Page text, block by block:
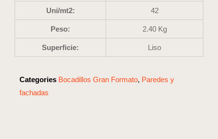
Uni/mt2: 42
Peso: 2.40 Kg
Superficie: Liso
Categories Bocadillos Gran Formato, Paredes y
fachadas